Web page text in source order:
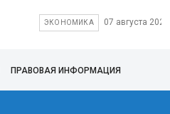
ЭКОНОМИКА 07 августа 2026
ПРАВОВАЯ ИНФОРМАЦИЯ